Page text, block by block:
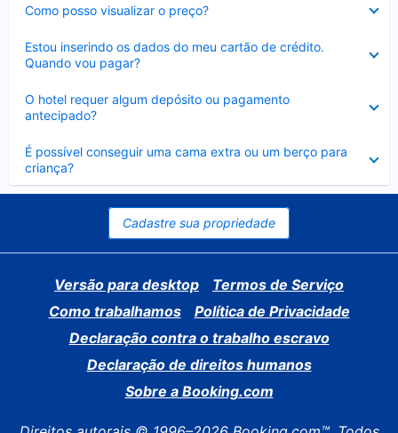
Como posso visualizar o preço?
Estou inserindo os dados do meu cartão de crédito.
Quando vou pagar?
O hotel requer algum depósito ou pagamento
antecipado?
É possível conseguir uma cama extra ou um berço para
criança?
Contraído
Cadastre sua propriedade
Versão para desktop
Termos de Serviço
Como trabalhamos
Política de Privacidade
Declaração contra o trabalho escravo
Declaração de direitos humanos
Sobre a Booking.com